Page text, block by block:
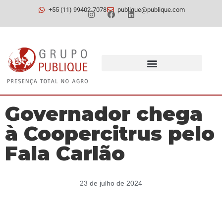
+55 (11) 99402-7078 publique@publique.com
Governador chega
à Coopercitrus pelo
Fala Carlão
23 de julho de 2024